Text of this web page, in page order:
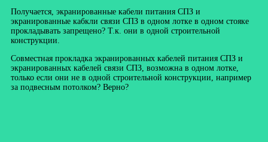
Получается, экранированные кабели питания СПЗ и
экранированные кабкли связи СПЗ в одном лотке в одном стояке
прокладывать запрещено? Т.к. они в одной строительной
конструкции.
Совместная прокладка экранированных кабелей питания СПЗ и
экранированных кабелей связи СПЗ, возможна в одном лотке,
только если они не в одной строительной конструкции, например
за подвесным потолком? Верно?